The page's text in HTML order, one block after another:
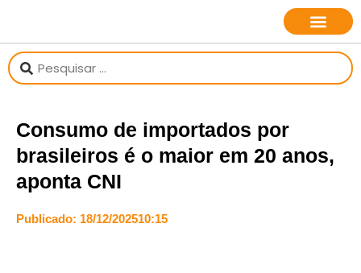
Consumo de importados por
brasileiros é o maior em 20 anos,
aponta CNI
Publicado: 18/12/202510:15